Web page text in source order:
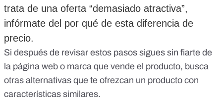
trata de una oferta “demasiado atractiva”,
infórmate del por qué de esta diferencia de
precio.
Si después de revisar estos pasos sigues sin fiarte de
la página web o marca que vende el producto, busca
otras alternativas que te ofrezcan un producto con
características similares.